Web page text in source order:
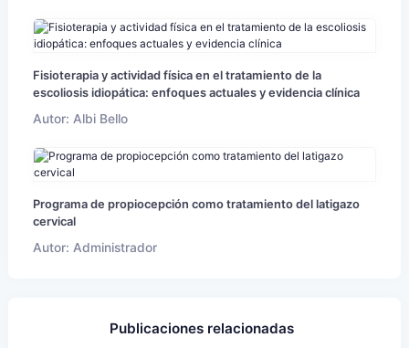
Fisioterapia y actividad física en el tratamiento de la
escoliosis idiopática: enfoques actuales y evidencia clínica
Autor: Albi Bello
Programa de propiocepción como tratamiento del latigazo
cervical
Autor: Administrador
Publicaciones relacionadas